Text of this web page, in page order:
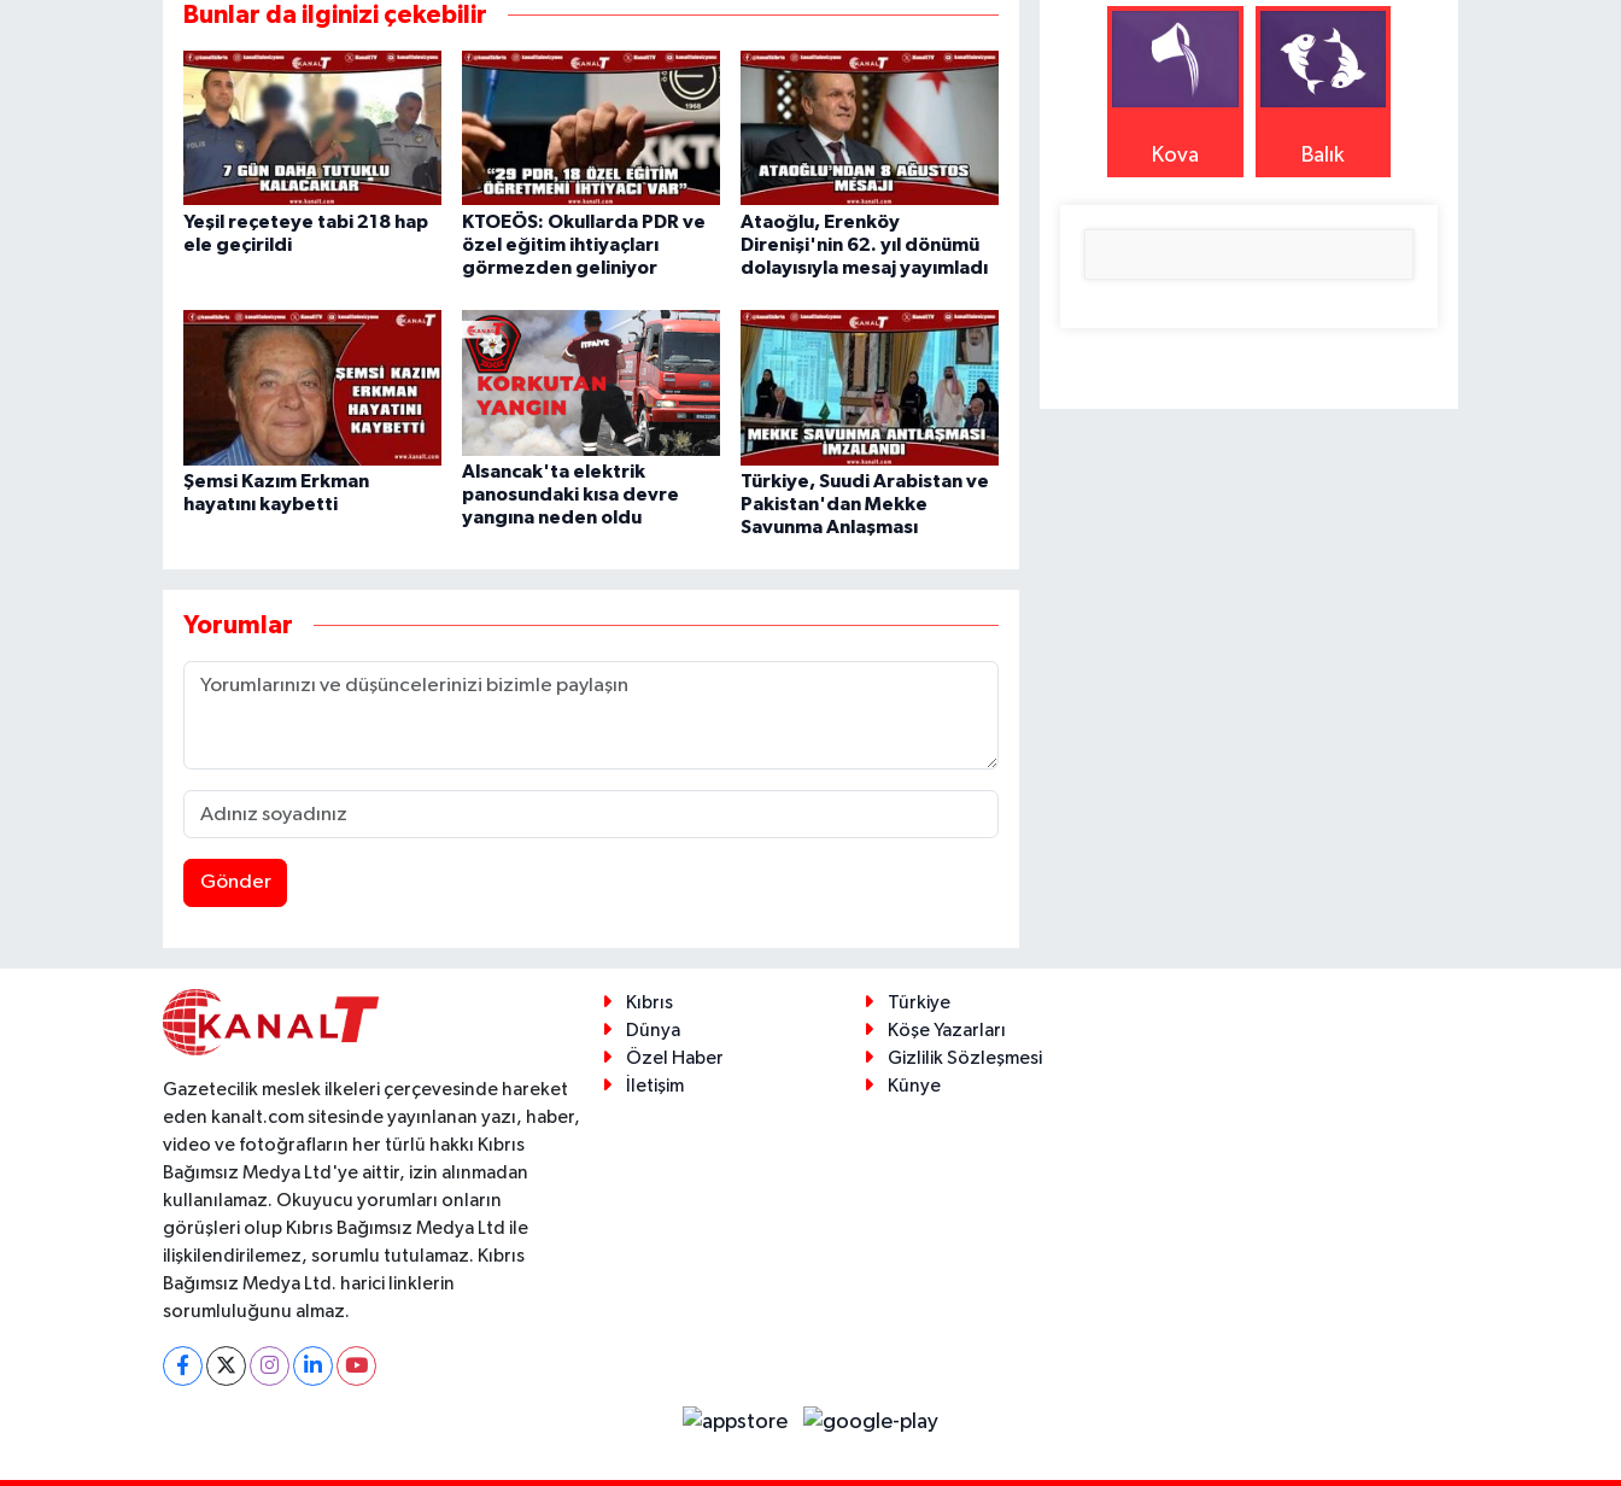
Bunlar da ilginizi çekebilir
Yeşil reçeteye tabi 218 hap
ele geçirildi
KTOEÖS: Okullarda PDR ve
özel eğitim ihtiyaçları
görmezden geliniyor
Ataoğlu, Erenköy
Direnişi'nin 62. yıl dönümü
dolayısıyla mesaj yayımladı
Şemsi Kazım Erkman
hayatını kaybetti
Alsancak'ta elektrik
panosundaki kısa devre
yangına neden oldu
Türkiye, Suudi Arabistan ve
Pakistan'dan Mekke
Savunma Anlaşması
Yorumlar
Gönder
Kova Balık
Gazetecilik meslek ilkeleri çerçevesinde hareket
eden kanalt.com sitesinde yayınlanan yazı, haber,
video ve fotoğrafların her türlü hakkı Kıbrıs
Bağımsız Medya Ltd'ye aittir, izin alınmadan
kullanılamaz. Okuyucu yorumları onların
görüşleri olup Kıbrıs Bağımsız Medya Ltd ile
ilişkilendirilemez, sorumlu tutulamaz. Kıbrıs
Bağımsız Medya Ltd. harici linklerin
sorumluluğunu almaz.
Kıbrıs
Türkiye
Dünya
Köşe Yazarları
Özel Haber
Gizlilik Sözleşmesi
İletişim
Künye